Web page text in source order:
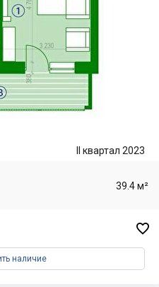
II квартал 2023
39.4 м²

наличие